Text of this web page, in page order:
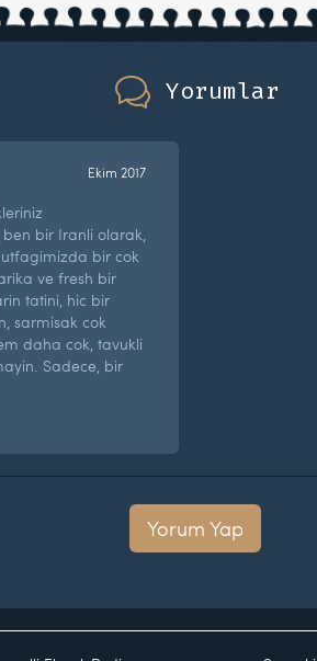
Yorumlar
Ekim 2017
bir Iranli olarak,
bir cok
ve fresh bir
tatini, hic bir
sarmisak cok
daha cok, tavukli
Sadece, bir
Yorum Yap